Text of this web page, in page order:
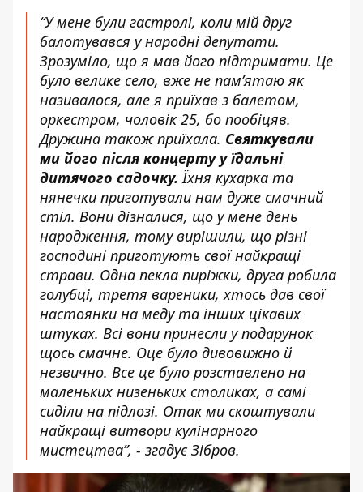
“У мене були гастролі, коли мій друг
балотувався у народні депутати.
Зрозуміло, що я мав його підтримати. Це
було велике село, вже не пам’ятаю як
називалося, але я приїхав з балетом,
оркестром, чоловік 25, бо пообіцяв.
Дружина також приїхала. Святкували
ми його після концерту у їдальні
дитячого садочку. Їхня кухарка та
нянечки приготували нам дуже смачний
стіл. Вони дізналися, що у мене день
народження, тому вирішили, що різні
господині приготують свої найкращі
страви. Одна пекла пиріжки, друга робила
голубці, третя вареники, хтось дав свої
настоянки на меду та інших цікавих
штуках. Всі вони принесли у подарунок
щось смачне. Оце було дивовижно й
незвично. Все це було розставлено на
маленьких низеньких столиках, а самі
сиділи на підлозі. Отак ми скоштували
найкращі витвори кулінарного
мистецтва”, - згадує Зібров.